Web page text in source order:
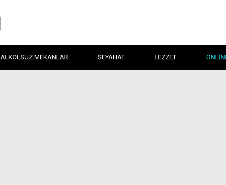
ALKOLSÜZ MEKANLAR SEYAHAT LEZZET